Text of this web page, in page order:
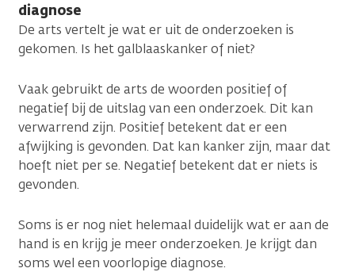
diagnose
De arts vertelt je wat er uit de onderzoeken is
gekomen. Is het galblaaskanker of niet?
Vaak gebruikt de arts de woorden positief of
negatief bij de uitslag van een onderzoek. Dit kan
verwarrend zijn. Positief betekent dat er een
afwijking is gevonden. Dat kan kanker zijn, maar dat
hoeft niet per se. Negatief betekent dat er niets is
gevonden.
Soms is er nog niet helemaal duidelijk wat er aan de
hand is en krijg je meer onderzoeken. Je krijgt dan
soms wel een voorlopige diagnose.